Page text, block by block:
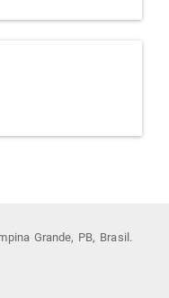
Grande, PB, Brasil.